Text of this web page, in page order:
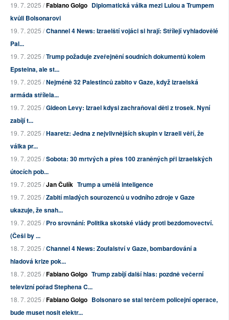
19. 7. 2025 /Fabiano Golgo Diplomatická válka mezi Lulou a Trumpem
kvůli Bolsonarovi
19. 7. 2025 /Channel 4 News: Izraelští vojáci si hrají: Střílejí vyhladovělé
Pal...
19. 7. 2025 /Trump požaduje zveřejnění soudních dokumentů kolem
Epsteina, ale st...
19. 7. 2025 /Nejméně 32 Palestinců zabito v Gaze, když izraelská
armáda střílela...
19. 7. 2025 /Gideon Levy: Izrael kdysi zachraňoval děti z trosek. Nyní
zabíjí t...
19. 7. 2025 /Haaretz: Jedna z nejvlivnějších skupin v Izraeli věří, že
válka pr...
19. 7. 2025 /Sobota: 30 mrtvých a přes 100 zraněných při izraelských
útocích pob...
19. 7. 2025 /Jan Čulík Trump a umělá inteligence
19. 7. 2025 /Zabití mladých sourozenců u vodního zdroje v Gaze
ukazuje, že snah...
19. 7. 2025 /Pro srovnání: Politika skotské vlády proti bezdomovectví.
(Češi by ...
18. 7. 2025 /Channel 4 News: Zoufalství v Gaze, bombardování a
hladová krize pok...
18. 7. 2025 /Fabiano Golgo Trump zabíjí další hlas: pozdně večerní
televizní pořad Stephena C...
18. 7. 2025 /Fabiano Golgo Bolsonaro se stal terčem policejní operace,
bude muset nosit elektr...